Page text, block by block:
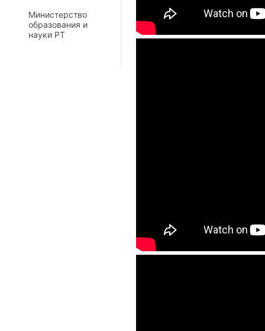
Министерство
образования и
науки РТ